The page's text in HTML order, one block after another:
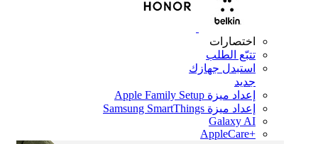
اختصارات
تتبّع الطلب
استبدل جهازك
إعداد ميزة Apple Family Setup
إعداد ميزة Samsung SmartThings
Galaxy AI